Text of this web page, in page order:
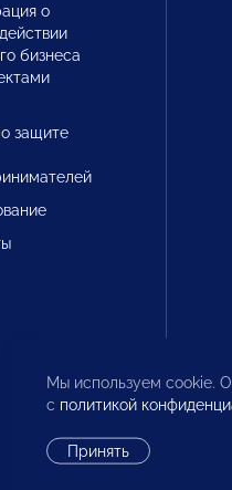
о
бизнеса
защите
Мы используем cookie.
с политикой
Принять